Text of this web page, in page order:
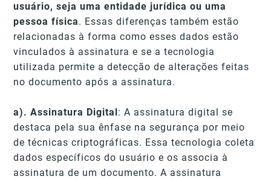
usuário, seja uma entidade jurídica ou uma
pessoa física. Essas diferenças também estão
relacionadas à forma como esses dados estão
vinculados à assinatura e se a tecnologia
utilizada permite a detecção de alterações feitas
no documento após a assinatura.
a). Assinatura Digital: A assinatura digital se
destaca pela sua ênfase na segurança por meio
de técnicas criptográficas. Essa tecnologia coleta
dados específicos do usuário e os associa à
assinatura de um documento. A assinatura